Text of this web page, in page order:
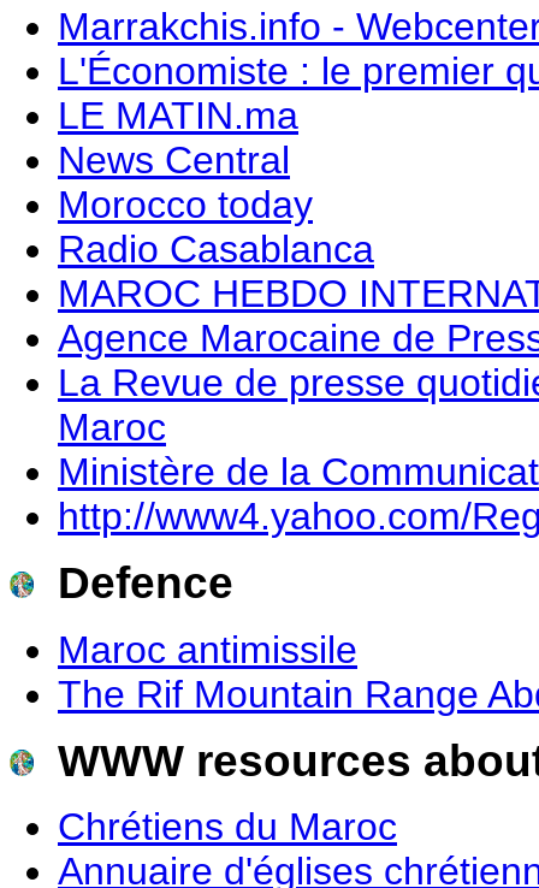
Marrakchis.info -
L'Économiste : le premier
LE MATIN.ma
News Central
Morocco today
Radio Casablanca
MAROC HEBDO
Agence Marocaine de
La Revue de presse
Maroc
Ministère de la
http://www4.yahoo.com/
Defence
Maroc antimissile
The Rif Mountain Range
WWW resources
Chrétiens du Maroc
Annuaire d'églises